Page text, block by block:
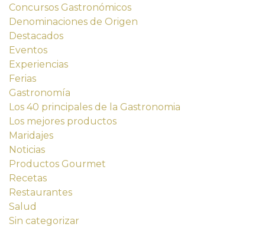
Concursos Gastronómicos
Denominaciones de Origen
Destacados
Eventos
Experiencias
Ferias
Gastronomía
Los 40 principales de la Gastronomia
Los mejores productos
Maridajes
Noticias
Productos Gourmet
Recetas
Restaurantes
Salud
Sin categorizar